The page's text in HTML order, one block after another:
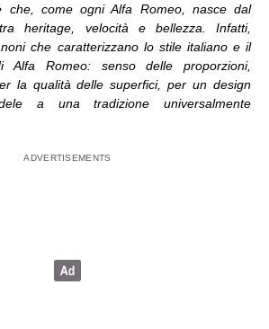
che, come ogni Alfa Romeo, nasce dal
heritage, velocità e bellezza. Infatti,
che caratterizzano lo stile italiano e il
Alfa Romeo: senso delle proporzioni,
la qualità delle superfici, per un design
a una tradizione universalmente